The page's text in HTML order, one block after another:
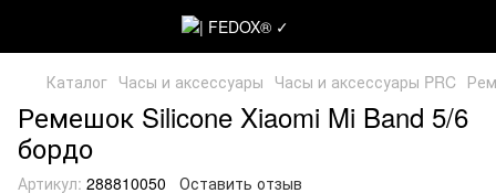
Каталог Часы и аксессуары Часы и аксессуары PRC
Ремешок Silicone Xiaomi Mi Band 5/6
бордо
Артикул: 288810050 Оставить отзыв